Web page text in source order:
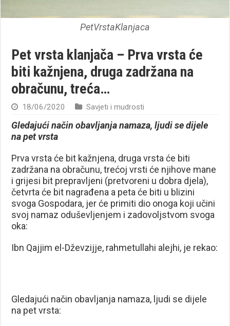
PetVrstaKlanjaca
Pet vrsta klanjača – Prva vrsta će
biti kažnjena, druga zadržana na
obračunu, treća…
18/06/2020 Savjeti i mudrosti
Gledajući način obavljanja namaza, ljudi se dijele
na pet vrsta
Prva vrsta će bit kažnjena, druga vrsta će biti
zadržana na obračunu, trećoj vrsti će njihove mane
i grijesi bit prepravljeni (pretvoreni u dobra djela),
četvrta će bit nagrađena a peta će biti u blizini
svoga Gospodara, jer će primiti dio onoga koji učini
svoj namaz oduševljenjem i zadovoljstvom svoga
oka:
Ibn Qajjim el-Dževzijje, rahmetullahi alejhi, je rekao:
Gledajući način obavljanja namaza, ljudi se dijele
na pet vrsta: